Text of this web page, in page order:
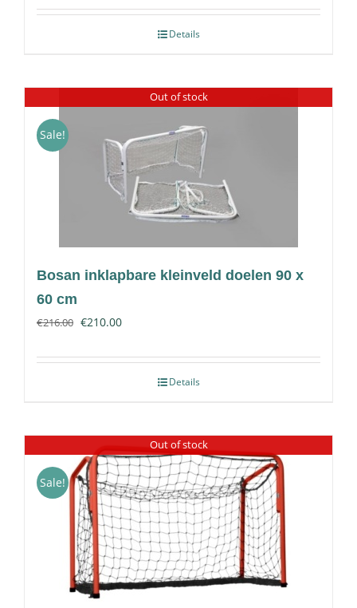
Details
Out of stock
Sale!
Bosan inklapbare kleinveld doelen 90 x
60 cm
€216.00 €210.00
Details
Out of stock
Sale!